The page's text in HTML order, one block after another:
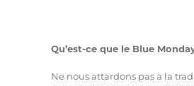
Qu’est-ce que le Blue
Ne nous attardons pas à la